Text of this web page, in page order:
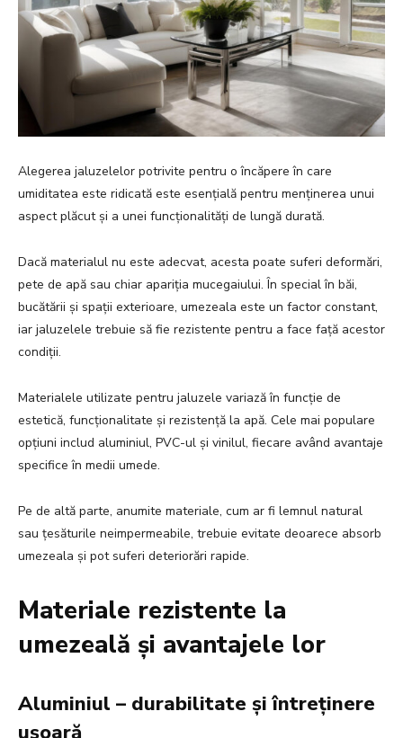
Alegerea jaluzelelor potrivite pentru o încăpere în care
umiditatea este ridicată este esențială pentru menținerea unui
aspect plăcut și a unei funcționalități de lungă durată.
Dacă materialul nu este adecvat, acesta poate suferi deformări,
pete de apă sau chiar apariția mucegaiului. În special în băi,
bucătării și spații exterioare, umezeala este un factor constant,
iar jaluzelele trebuie să fie rezistente pentru a face față acestor
condiții.
Materialele utilizate pentru jaluzele variază în funcție de
estetică, funcționalitate și rezistență la apă. Cele mai populare
opțiuni includ aluminiul, PVC-ul și vinilul, fiecare având avantaje
specifice în medii umede.
Pe de altă parte, anumite materiale, cum ar fi lemnul natural
sau țesăturile neimpermeabile, trebuie evitate deoarece absorb
umezeala și pot suferi deteriorări rapide.
Materiale rezistente la
umezeală și avantajele lor
Aluminiul – durabilitate și întreținere
ușoară